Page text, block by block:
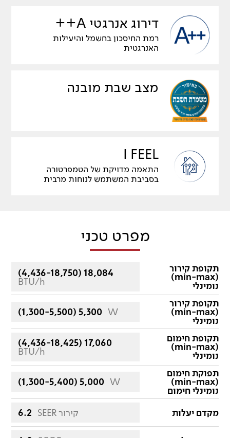
דירוג אנרגטי A++
רמת החיסכון בחשמל והיעילות
האנרגטית
מצב שבת מובנה
I FEEL
התאמה מדויקת של הטמפרטורה
בסביבת המשתמש לנוחות מרבית
מפרט טכני
תקופת קירור
(min-max)
נומינלי
(4,436-18,750) 18,084
BTU/h
תקופת קירור
(min-max)
נומינלי
(1,300-5,500) 5,300 W
תקופת חימום
(min-max)
נומינלי
(4,436-18,425) 17,060
BTU/h
תפוקת חימום
(min-max)
נומינלי חימום
(1,300-5,400) 5,000 W
מקדם יעלות 6.2 SEER קירור